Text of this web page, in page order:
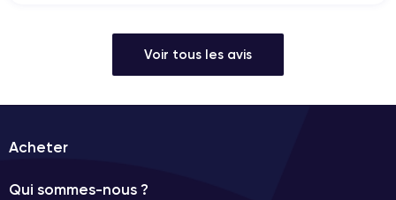
Voir tous les avis
Acheter
Qui sommes-nous ?